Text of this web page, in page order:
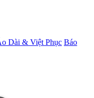
Dài & Việt Phục Báo